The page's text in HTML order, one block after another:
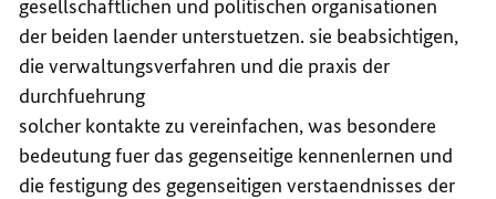
gesellschaftlichen und politischen organisationen
der beiden laender unterstuetzen. sie beabsichtigen,
die verwaltungsverfahren und die praxis der
durchfuehrung
solcher kontakte zu vereinfachen, was besondere
bedeutung fuer das gegenseitige kennenlernen und
die festigung des gegenseitigen verstaendnisses der